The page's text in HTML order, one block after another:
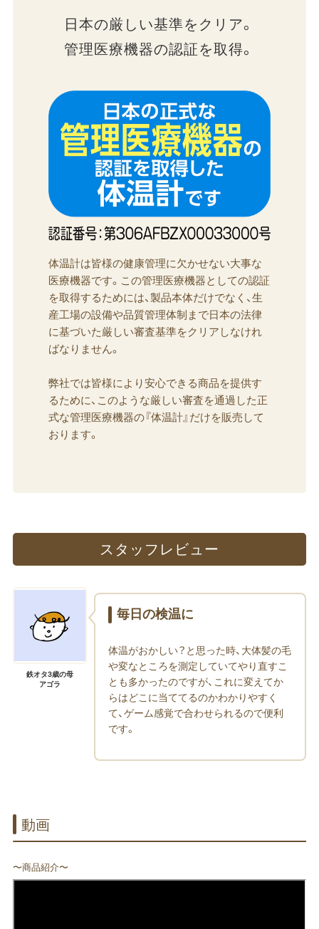
日本の​厳しい​基準を​クリア。
管理医療機器の​認証を​取得。
体温計は皆様の健康管理に欠かせない大事な
医療機器です。この管理医療機器としての認証
を取得するためには、製品本体だけでなく、生
産工場の設備や品質管理体制まで日本の法律
に基づいた厳しい審査基準をクリアしなけれ
ばなりません。
弊社では皆様により安心できる商品を提供す
るために、このような厳しい審査を通過した正
式な管理医療機器の『体温計』だけを販売して
おります。
スタッフレビュー
鉄オタ3歳の母
アゴラ
毎日の検温に
体温がおかしい？と思った時、大体髪の毛
や変なところを測定していてやり直すこ
とも多かったのですが、これに変えてか
らはどこに当ててるのかわかりやすく
て、ゲーム感覚で合わせられるので便利
です。
動画
〜商品紹介〜